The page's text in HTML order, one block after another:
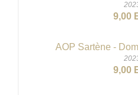
9,00
AOP Sartène -
9,00